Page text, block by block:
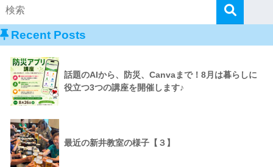
Recent Posts
話題のAIから、防災、Canvaまで！8月は暮らしに
役立つ3つの講座を開催します♪
最近の新井教室の様子【３】